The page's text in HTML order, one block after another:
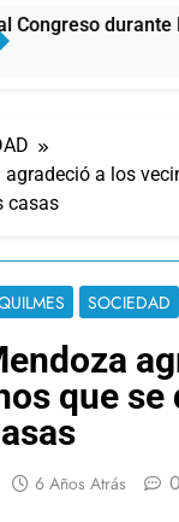
Congreso durante
a los
casas
SOCIEDAD
que
6 Años Atrás 0